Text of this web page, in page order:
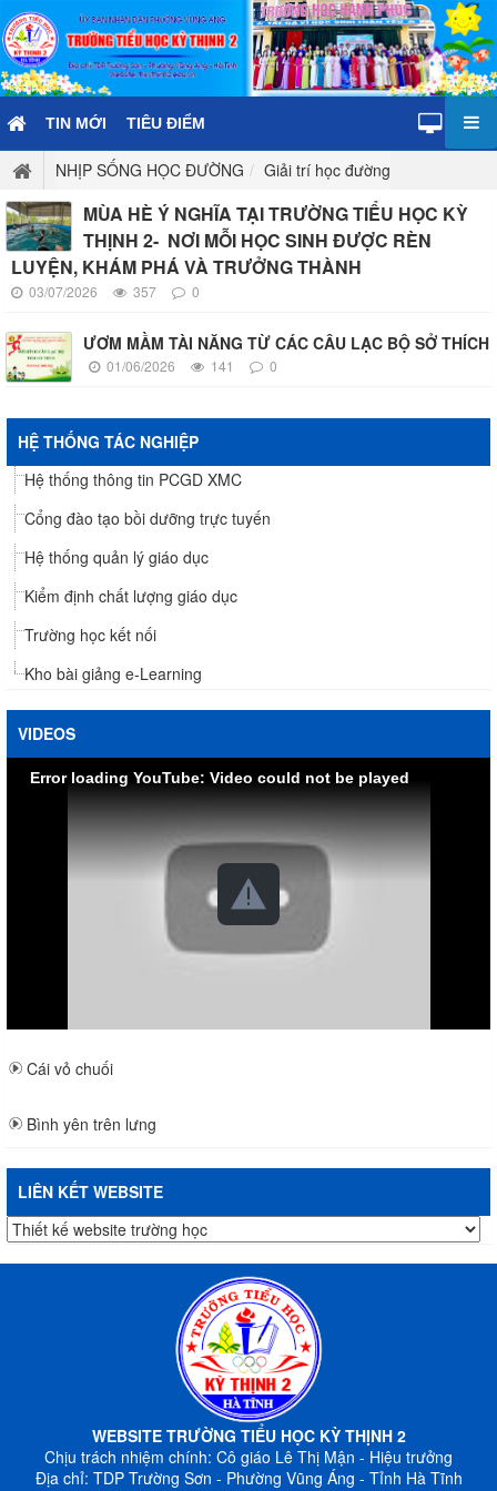
TIN MỚI TIÊU ĐIỂM
NHỊP SỐNG HỌC ĐƯỜNG Giải trí học đường
MÙA HÈ Ý NGHĨA TẠI TRƯỜNG TIỂU HỌC KỲ
THỊNH 2- NƠI MỖI HỌC SINH ĐƯỢC RÈN
LUYỆN, KHÁM PHÁ VÀ TRƯỞNG THÀNH
03/07/2026 357 0
ƯƠM MẦM TÀI NĂNG TỪ CÁC CÂU LẠC BỘ SỞ THÍCH
01/06/2026 141 0
HỆ THỐNG TÁC NGHIỆP
Hệ thống thông tin PCGD XMC
Cổng đào tạo bồi dưỡng trực tuyến
Hệ thống quản lý giáo dục
Kiểm định chất lượng giáo dục
Trường học kết nối
Kho bài giảng e-Learning
VIDEOS
Error loading YouTube: Video could not be played
Cái vỏ chuối
Bình yên trên lưng
LIÊN KẾT WEBSITE
WEBSITE TRƯỜNG TIỂU HỌC KỲ THỊNH 2
Chịu trách nhiệm chính: Cô giáo Lê Thị Mận - Hiệu trưởng
Địa chỉ: TDP Trường Sơn - Phường Vũng Áng - Tỉnh Hà Tĩnh